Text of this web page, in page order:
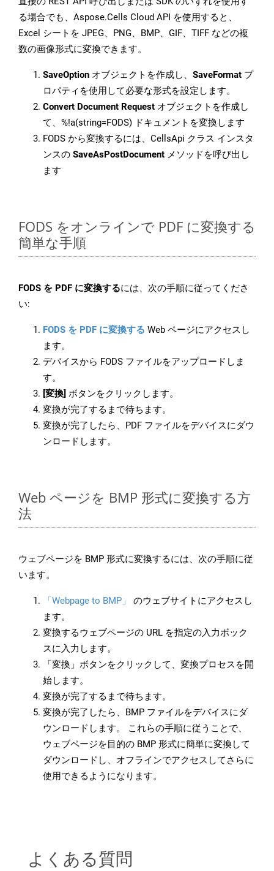
る場合でも、Aspose.Cells Cloud API を使用すると、
Excel シートを JPEG、PNG、BMP、GIF、TIFF などの複
数の画像形式に変換できます。
SaveOption オブジェクトを作成し、 SaveFormat プ
ロパティを使用して必要な形式を設定します。
Convert Document Request オブジェクトを作成し
て、%!a(string=FODS) ドキュメントを変換します
FODS から変換するには、CellsApi クラス インスタ
ンスの SaveAsPostDocument メソッドを呼び出し
ます
FODS をオンラインで PDF に変換する
簡単な手順
FODS を PDF に変換するには、次の手順に従ってくださ
い:
FODS を PDF に変換する Web ページにアクセスし
ます。
デバイスから FODS ファイルをアップロードしま
す。
[変換] ボタンをクリックします。
変換が完了するまで待ちます。
変換が完了したら、PDF ファイルをデバイスにダウ
ンロードします。
Web ページを BMP 形式に変換する方
法
ウェブページを BMP 形式に変換するには、次の手順に従
います。
「Webpage to BMP」
のウェブサイトにアクセスし
ます。
変換するウェブページの URL を指定の入力ボック
スに入力します。
「変換」ボタンをクリックして、変換プロセスを開
始します。
変換が完了するまで待ちます。
変換が完了したら、BMP ファイルをデバイスにダ
ウンロードします。 これらの手順に従うことで、
ウェブページを目的の BMP 形式に簡単に変換して
ダウンロードし、オフラインでアクセスしてさらに
使用できるようになります。
よくある質問